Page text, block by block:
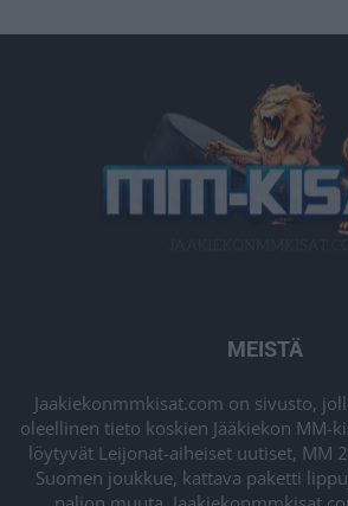
MEISTÄ
Jaakiekonmmkisat.com on sivusto,
oleellinen tieto koskien Jääkiekon MM-
löytyvät Leijonat-aiheiset uutiset, MM
Suomen joukkue, kattava paketti